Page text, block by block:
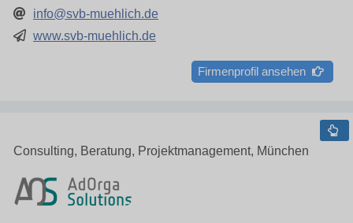
info@svb-muehlich.de
www.svb-muehlich.de
Firmenprofil ansehen
Consulting, Beratung, Projektmanagement, München